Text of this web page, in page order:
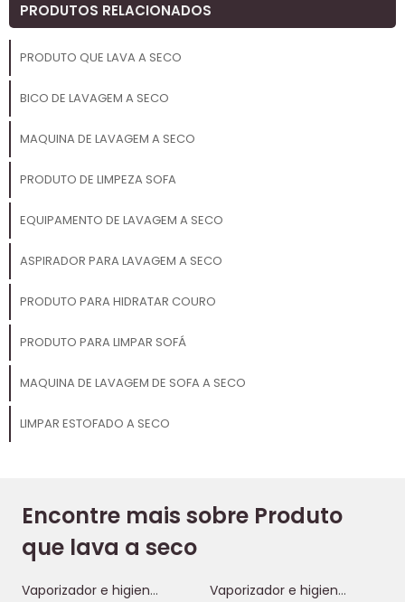
PRODUTOS RELACIONADOS
PRODUTO QUE LAVA A SECO
BICO DE LAVAGEM A SECO
MAQUINA DE LAVAGEM A SECO
PRODUTO DE LIMPEZA SOFA
EQUIPAMENTO DE LAVAGEM A SECO
ASPIRADOR PARA LAVAGEM A SECO
PRODUTO PARA HIDRATAR COURO
PRODUTO PARA LIMPAR SOFÁ
MAQUINA DE LAVAGEM DE SOFA A SECO
LIMPAR ESTOFADO A SECO
Encontre mais sobre Produto
que lava a seco
Vaporizador e higienizador
Vaporizador e higienizador wap